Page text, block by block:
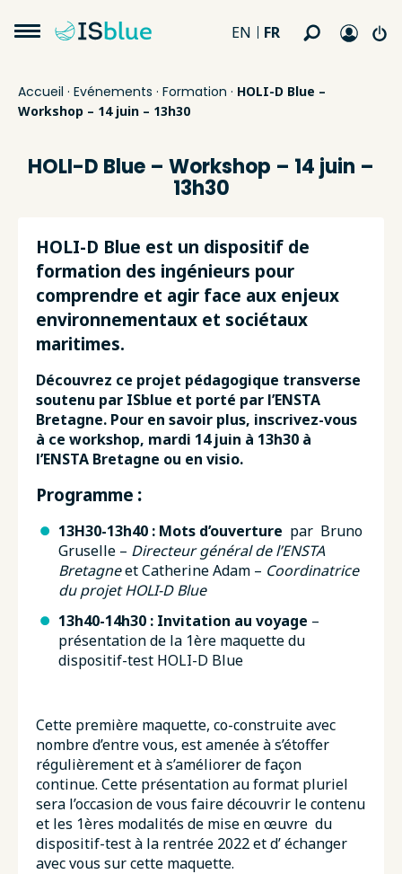
EN FR
Accueil · Evénements · Formation · HOLI-D Blue –
Workshop – 14 juin – 13h30
HOLI-D Blue – Workshop – 14 juin –
13h30
HOLI-D Blue est un dispositif de
formation des ingénieurs pour
comprendre et agir face aux enjeux
environnementaux et sociétaux
maritimes.
Découvrez ce projet pédagogique transverse
soutenu par ISblue et porté par l’ENSTA
Bretagne. Pour en savoir plus, inscrivez-vous
à ce workshop, mardi 14 juin à 13h30 à
l’ENSTA Bretagne ou en visio.
Programme :
13H30-13h40 : Mots d’ouverture par Bruno
Gruselle – Directeur général de l’ENSTA
Bretagneet Catherine Adam – Coordinatrice
du projet HOLI-D Blue
13h40-14h30 : Invitation au voyage –
présentation de la 1ère maquette du
dispositif-test HOLI-D Blue
Cette première maquette, co-construite avec
nombre d’entre vous, est amenée à s’étoffer
régulièrement et à s’améliorer de façon
continue. Cette présentation au format pluriel
sera l’occasion de vous faire découvrir le contenu
et les 1ères modalités de mise en œuvre du
dispositif-test à la rentrée 2022 et d’ échanger
avec vous sur cette maquette.